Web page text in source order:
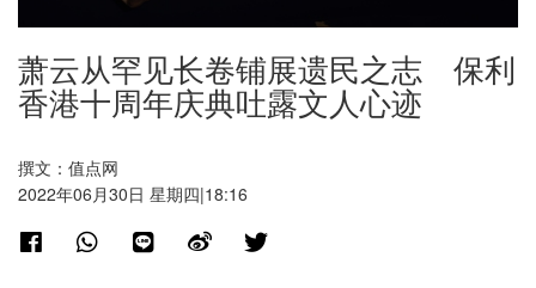
萧云从罕见长卷铺展遗民之志 保利
香港十周年庆典吐露文人心迹
撰文：值点网
2022年06月30日 星期四|18:16